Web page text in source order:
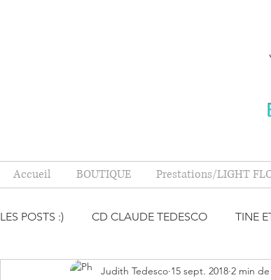
Accueil BOUTIQUE Prestations/LIGHT
LES POSTS :) CD CLAUDE TEDESCO TINE
PENSÉES INDUITES, CE QU'ILS M'ONT D
Judith Tedesco 15 sept. 2018 2 min